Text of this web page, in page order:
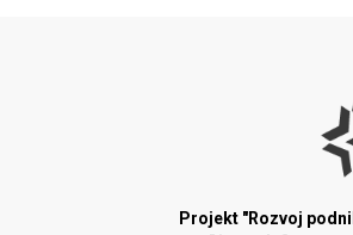
Projekt "Rozvoj